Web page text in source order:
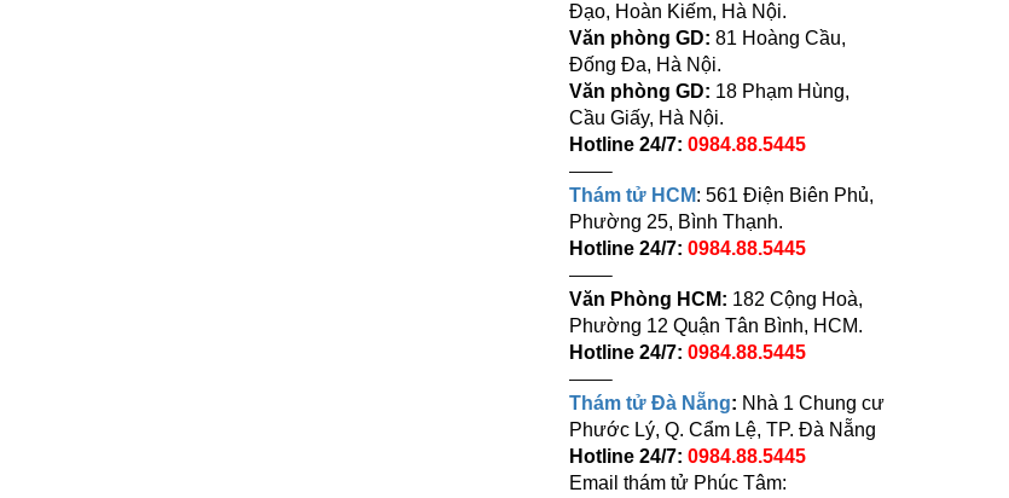
Đạo, Hoàn Kiếm, Hà Nội.
Văn phòng GD: 81 Hoàng Cầu,
Đống Đa, Hà Nội.
Văn phòng GD: 18 Phạm Hùng,
Cầu Giấy, Hà Nội.
Hotline 24/7: 0984.88.5445
——–
Thám tử HCM: 561 Điện Biên Phủ,
Phường 25, Bình Thạnh.
Hotline 24/7: 0984.88.5445
——–
Văn Phòng HCM: 182 Cộng Hoà,
Phường 12 Quận Tân Bình, HCM.
Hotline 24/7: 0984.88.5445
——–
Thám tử Đà Nẵng: Nhà 1 Chung cư
Phước Lý, Q. Cẩm Lệ, TP. Đà Nẵng
Hotline 24/7: 0984.88.5445
Email thám tử Phúc Tâm: